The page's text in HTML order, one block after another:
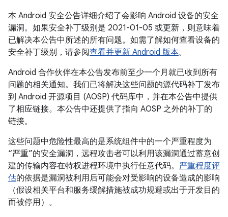
本 Android 安全公告详细介绍了会影响 Android 设备的安全
漏洞。如果安全补丁级别是 2021-01-05 或更新，则意味着
已解决本公告中所述的所有问题。如需了解如何查看设备的
安全补丁级别，请参阅查看并更新 Android 版本。
Android 合作伙伴在本公告发布前至少一个月就已收到所有
问题的相关通知。我们已将解决这些问题的源代码补丁发布
到 Android 开源项目 (AOSP) 代码库中，并在本公告中提供
了相应链接。本公告中还提供了指向 AOSP 之外的补丁的
链接。
这些问题中危险性最高的是系统组件中的一个严重程度为
“严重”的安全漏洞，远程攻击者可以利用该漏洞通过蓄意创
建的传输内容在特权进程环境中执行任意代码。 严重程度评
估的依据是漏洞被利用后可能会对受影响的设备造成的影响
（假设相关平台和服务缓解措施被成功规避或出于开发目的
而被停用）。